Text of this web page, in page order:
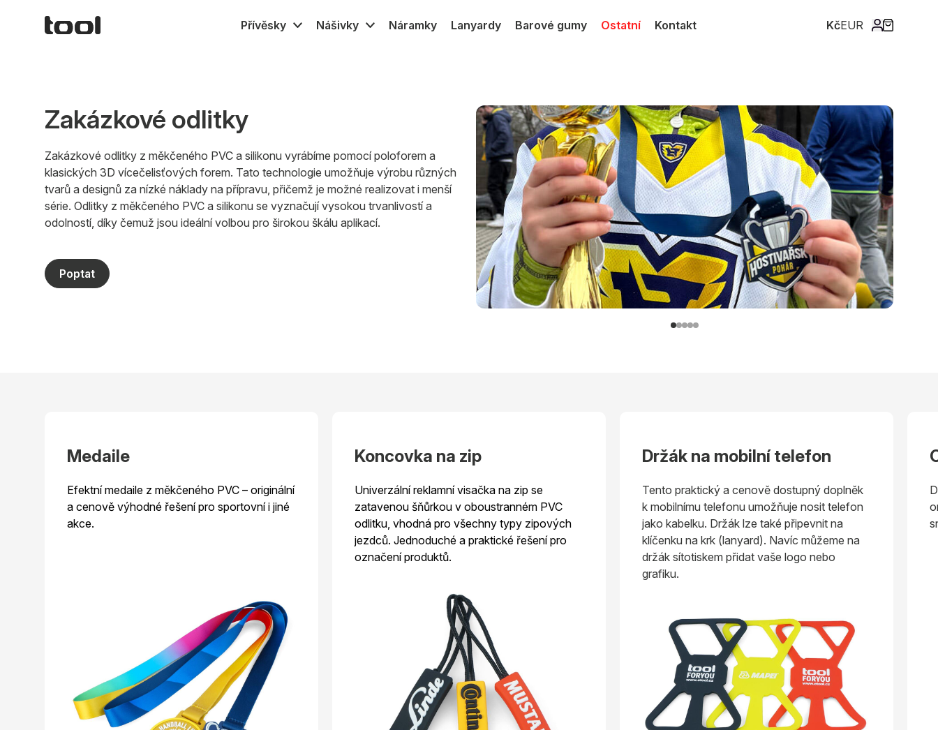
Přívěsky Nášivky Náramky Lanyardy Barové gumy Ostatní Kontakt KčEUR
Zakázkové odlitky
Zakázkové odlitky z měkčeného PVC a silikonu vyrábíme pomocí poloforem a
klasických 3D vícečelisťových forem. Tato technologie umožňuje výrobu různých
tvarů a designů za nízké náklady na přípravu, přičemž je možné realizovat i menší
série. Odlitky z měkčeného PVC a silikonu se vyznačují vysokou trvanlivostí a
odolností, díky čemuž jsou ideální volbou pro širokou škálu aplikací.
Poptat
Medaile
Efektní medaile z měkčeného PVC – originální
a cenově výhodné řešení pro sportovní i jiné
Koncovka na zip
Univerzální reklamní visačka na zip se
zatavenou šňůrkou v oboustranném PVC
odlitku, vhodná pro všechny typy zipových
jezdců. Jednoduché a praktické řešení pro
označení produktů.
Držák na mobilní telefon
Tento praktický a cenově dostupný doplněk
k mobilnímu telefonu umožňuje nosit telefon
jako kabelku. Držák lze také připevnit na
klíčenku na krk (lanyard). Navíc můžeme na
držák sítotiskem přidat vaše logo nebo
grafiku.